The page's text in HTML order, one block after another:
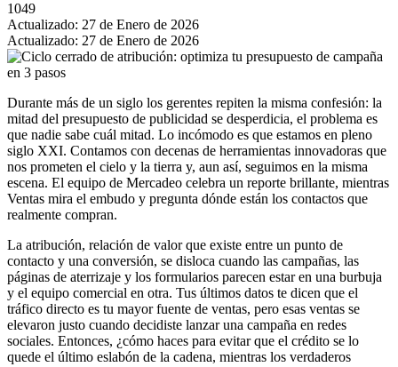
1049
Actualizado: 27 de Enero de 2026
Actualizado: 27 de Enero de 2026
Durante más de un siglo los gerentes repiten la misma confesión: la
mitad del presupuesto de publicidad se desperdicia, el problema es
que nadie sabe cuál mitad. Lo incómodo es que estamos en pleno
siglo XXI. Contamos con decenas de herramientas innovadoras que
nos prometen el cielo y la tierra y, aun así, seguimos en la misma
escena. El equipo de Mercadeo celebra un reporte brillante, mientras
Ventas mira el embudo y pregunta dónde están los contactos que
realmente compran.
La atribución, relación de valor que existe entre un punto de
contacto y una conversión, se disloca cuando las campañas, las
páginas de aterrizaje y los formularios parecen estar en una burbuja
y el equipo comercial en otra. Tus últimos datos te dicen que el
tráfico directo es tu mayor fuente de ventas, pero esas ventas se
elevaron justo cuando decidiste lanzar una campaña en redes
sociales. Entonces, ¿cómo haces para evitar que el crédito se lo
quede el último eslabón de la cadena, mientras los verdaderos